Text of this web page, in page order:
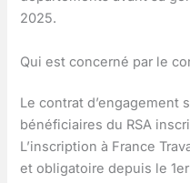
2025.
Qui est concerné par le
Le contrat d’engagement
bénéficiaires du RSA
L’inscription à France
et obligatoire depuis le